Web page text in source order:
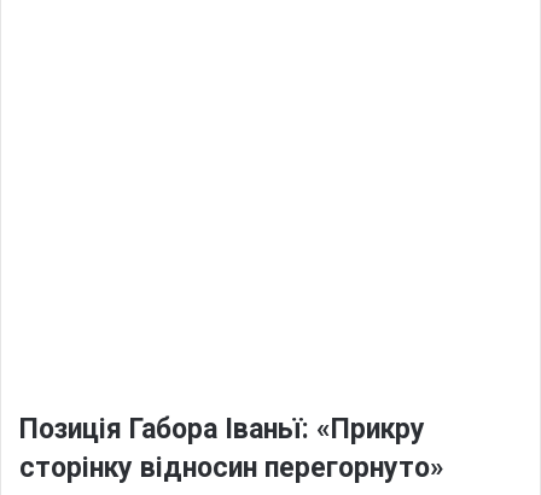
Позиція Габора Іваньї: «Прикру
сторінку відносин перегорнуто»